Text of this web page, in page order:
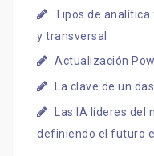
Tipos de analítica
y transversal
Actualización
La clave de un
Las IA líderes
definiendo el futuro